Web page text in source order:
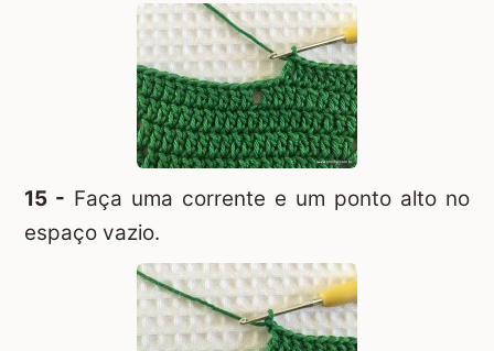
15 - Faça uma corrente e um ponto alto no
espaço vazio.